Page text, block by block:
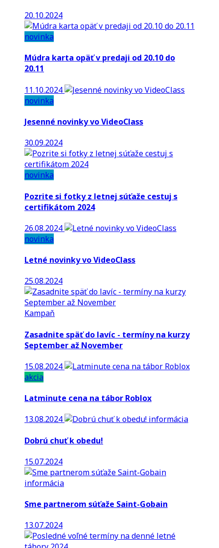
20.10.2024
novinka
Múdra karta opäť v predaji od 20.10 do
20.11
11.10.2024
novinka
Jesenné novinky vo VideoClass
30.09.2024
novinka
Pozrite si fotky z letnej súťaže cestuj s
certifikátom 2024
26.08.2024
novinka
Letné novinky vo VideoClass
25.08.2024
Kampaň
Zasadnite späť do lavíc - termíny na kurzy
September až November
15.08.2024
akcia
Latminute cena na tábor Roblox
13.08.2024
informácia
Dobrú chuť k obedu!
15.07.2024
informácia
Sme partnerom súťaže Saint-Gobain
13.07.2024